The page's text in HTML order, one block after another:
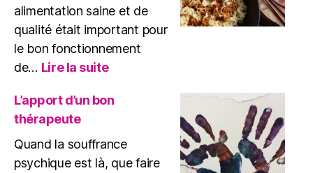
alimentation saine et de
qualité était important pour
le bon fonctionnement
de… Lire la suite:
cuisiner
?
L’apport d’un bon
thérapeute
Quand la souffrance
psychique est là, que faire